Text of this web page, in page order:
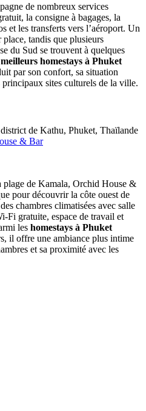
de nombreux services
la consigne à bagages, la
et les transferts vers l’aéroport. Un
tandis que plusieurs
du Sud se trouvent à quelques
meilleurs homestays à Phuket
par son confort, sa situation
sites culturels de la ville.
de Kathu, Phuket, Thaïlande
& Bar
plage de Kamala, Orchid House &
pour découvrir la côte ouest de
chambres climatisées avec salle
Fi gratuite, espace de travail et
les homestays à Phuket
il offre une ambiance plus intime
et sa proximité avec les